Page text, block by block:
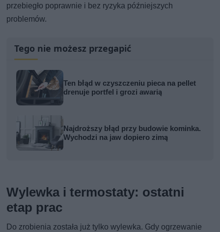
przebiegło poprawnie i bez ryzyka późniejszych
problemów.
Tego nie możesz przegapić
Ten błąd w czyszczeniu pieca na pellet
drenuje portfel i grozi awarią
Najdroższy błąd przy budowie kominka.
Wychodzi na jaw dopiero zimą
Wylewka i termostaty: ostatni
etap prac
Do zrobienia została już tylko wylewka. Gdy ogrzewanie